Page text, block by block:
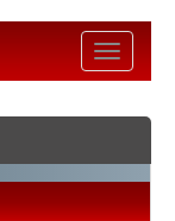
Toggle